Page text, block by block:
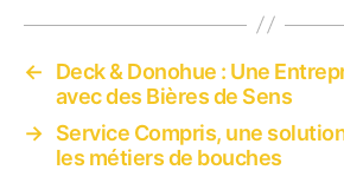
←
Deck & Donohue : Une
avec des Bières de Sens
→ Service Compris, une
les métiers de bouches